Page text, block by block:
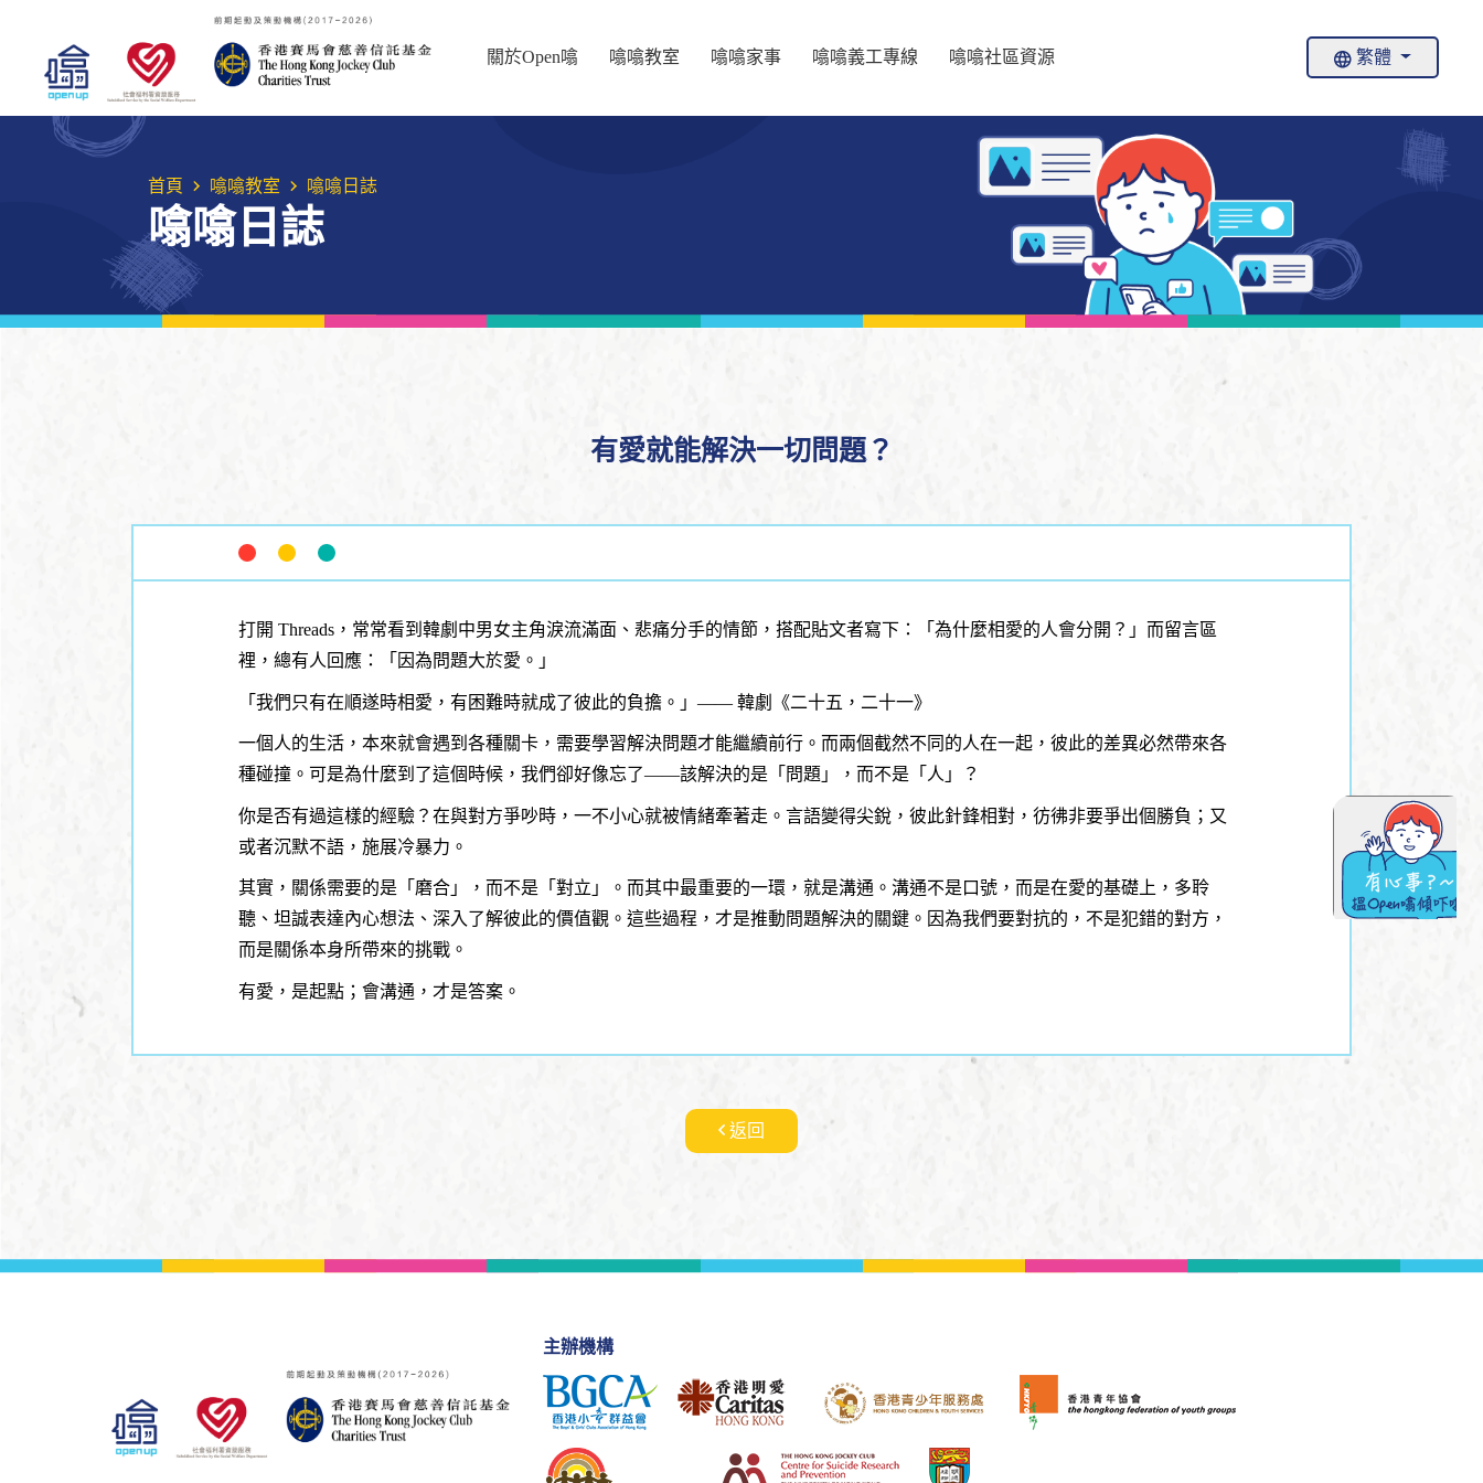
關於Open噏 噏噏教室 噏噏家事 噏噏義工專線 噏噏社區資源 繁體
首頁 噏噏教室 噏噏日誌
噏噏日誌
有愛就能解決一切問題？
打開 Threads，常常看到韓劇中男女主角淚流滿面、悲痛分手的情節，搭配貼文者寫下：「為什麼相愛的人會分開？」而留言區
裡，總有人回應：「因為問題大於愛。」
「我們只有在順遂時相愛，有困難時就成了彼此的負擔。」—— 韓劇《二十五，二十一》
一個人的生活，本來就會遇到各種關卡，需要學習解決問題才能繼續前行。而兩個截然不同的人在一起，彼此的差異必然帶來各
種碰撞。可是為什麼到了這個時候，我們卻好像忘了——該解決的是「問題」，而不是「人」？
你是否有過這樣的經驗？在與對方爭吵時，一不小心就被情緒牽著走。言語變得尖銳，彼此針鋒相對，彷彿非要爭出個勝負；又
或者沉默不語，施展冷暴力。
其實，關係需要的是「磨合」，而不是「對立」。而其中最重要的一環，就是溝通。溝通不是口號，而是在愛的基礎上，多聆
聽、坦誠表達內心想法、深入了解彼此的價值觀。這些過程，才是推動問題解決的關鍵。因為我們要對抗的，不是犯錯的對方，
而是關係本身所帶來的挑戰。
有愛，是起點；會溝通，才是答案。
返回
主辦機構